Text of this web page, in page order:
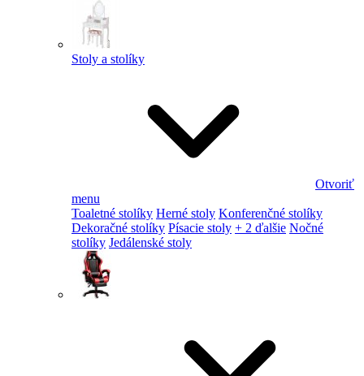
Stoly a stolíky
Otvoriť
menu
Toaletné stolíky Herné stoly Konferenčné stolíky
Dekoračné stolíky Písacie stoly + 2 ďalšie Nočné
stolíky Jedálenské stoly